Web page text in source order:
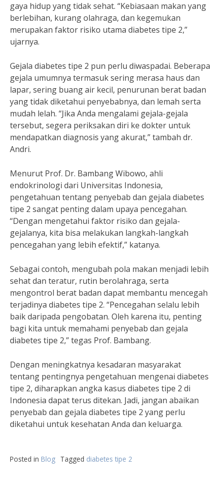
gaya hidup yang tidak sehat. “Kebiasaan makan yang
berlebihan, kurang olahraga, dan kegemukan
merupakan faktor risiko utama diabetes tipe 2,”
ujarnya.
Gejala diabetes tipe 2 pun perlu diwaspadai. Beberapa
gejala umumnya termasuk sering merasa haus dan
lapar, sering buang air kecil, penurunan berat badan
yang tidak diketahui penyebabnya, dan lemah serta
mudah lelah. “Jika Anda mengalami gejala-gejala
tersebut, segera periksakan diri ke dokter untuk
mendapatkan diagnosis yang akurat,” tambah dr.
Andri.
Menurut Prof. Dr. Bambang Wibowo, ahli
endokrinologi dari Universitas Indonesia,
pengetahuan tentang penyebab dan gejala diabetes
tipe 2 sangat penting dalam upaya pencegahan.
“Dengan mengetahui faktor risiko dan gejala-
gejalanya, kita bisa melakukan langkah-langkah
pencegahan yang lebih efektif,” katanya.
Sebagai contoh, mengubah pola makan menjadi lebih
sehat dan teratur, rutin berolahraga, serta
mengontrol berat badan dapat membantu mencegah
terjadinya diabetes tipe 2. “Pencegahan selalu lebih
baik daripada pengobatan. Oleh karena itu, penting
bagi kita untuk memahami penyebab dan gejala
diabetes tipe 2,” tegas Prof. Bambang.
Dengan meningkatnya kesadaran masyarakat
tentang pentingnya pengetahuan mengenai diabetes
tipe 2, diharapkan angka kasus diabetes tipe 2 di
Indonesia dapat terus ditekan. Jadi, jangan abaikan
penyebab dan gejala diabetes tipe 2 yang perlu
diketahui untuk kesehatan Anda dan keluarga.
Posted in Blog Tagged diabetes tipe 2